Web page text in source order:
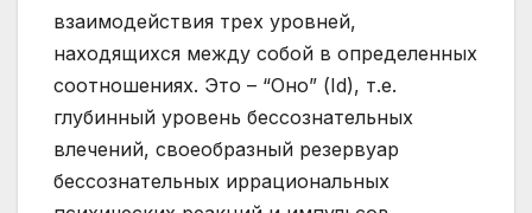
взаимодействия трех уровней,
находящихся между собой в определенных
соотношениях. Это – “Оно” (Id), т.е.
глубинный уровень бессознательных
влечений, своеобразный резервуар
бессознательных иррациональных